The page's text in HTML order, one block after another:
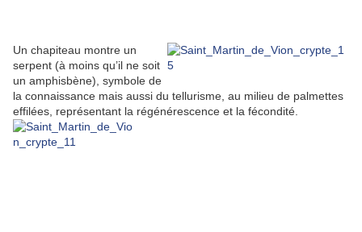
Un chapiteau montre un
serpent (à moins qu’il ne soit
un amphisbène), symbole de
la connaissance mais aussi du tellurisme, au milieu de palmettes
effilées, représentant la régénérescence et la fécondité.